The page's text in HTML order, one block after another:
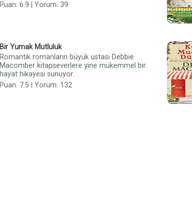
Puan: 6.9 | Yorum: 39
Bir Yumak Mutluluk
Romantik romanların büyük ustası Debbie
Macomber kitapseverlere yine mükemmel bir
hayat hikayesi sunuyor.
Puan: 7.5 | Yorum: 132